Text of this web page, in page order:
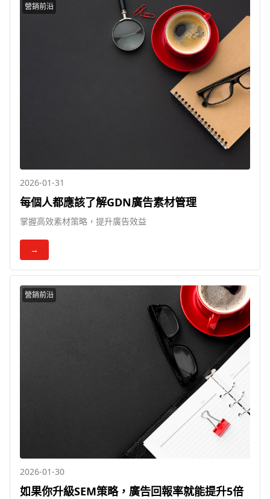
營銷前沿
2026-01-31
每個人都應該了解GDN廣告素材管理
掌握高效素材策略，提升廣告效益
→
營銷前沿
2026-01-30
如果你升級SEM策略，廣告回報率就能提升5倍